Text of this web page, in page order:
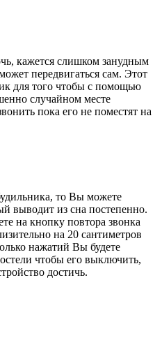
кажется слишком занудным
передвигаться сам. Этот
для того чтобы с помощью
случайном месте
пока его не поместят на
то Вы можете
выводит из сна постепенно.
на кнопку повтора звонка
на 20 сантиметров
нажатий Вы будете
чтобы его выключить,
достичь.